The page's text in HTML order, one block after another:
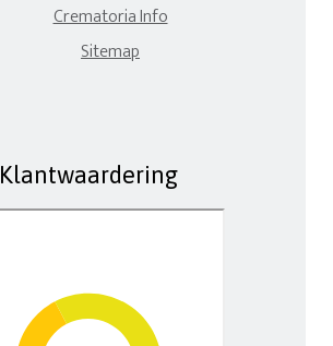
Crematoria Info
Sitemap
Klantwaardering